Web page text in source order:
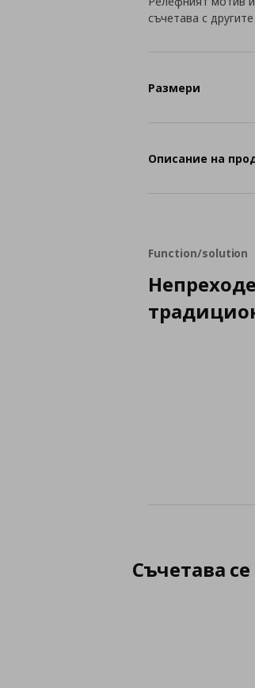
съчетава с
Размери
Описание на
Function/solution
Съчетава